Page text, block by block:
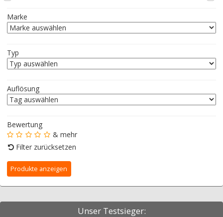
Marke
Typ
Auflösung
Bewertung
& mehr
Filter zurücksetzen
Unser Testsieger: